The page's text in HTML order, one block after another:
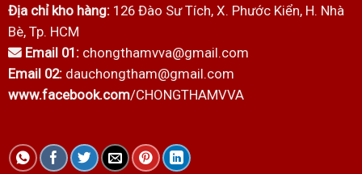
Địa chỉ kho hàng:126 Đào Sư Tích, X. Phước Kiển, H. Nhà
Bè, Tp. HCM
Email 01:chongthamvva@gmail.com
Email 02:dauchongtham@gmail.com
www.facebook.com/CHONGTHAMVVA